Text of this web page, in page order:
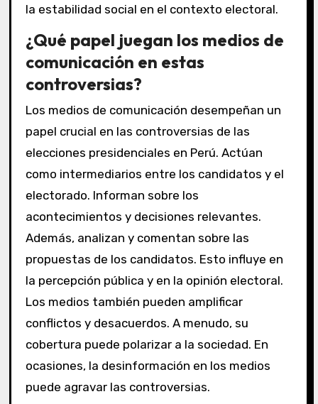
la estabilidad social en el contexto electoral.
¿Qué papel juegan los medios de
comunicación en estas
controversias?
Los medios de comunicación desempeñan un
papel crucial en las controversias de las
elecciones presidenciales en Perú. Actúan
como intermediarios entre los candidatos y el
electorado. Informan sobre los
acontecimientos y decisiones relevantes.
Además, analizan y comentan sobre las
propuestas de los candidatos. Esto influye en
la percepción pública y en la opinión electoral.
Los medios también pueden amplificar
conflictos y desacuerdos. A menudo, su
cobertura puede polarizar a la sociedad. En
ocasiones, la desinformación en los medios
puede agravar las controversias.